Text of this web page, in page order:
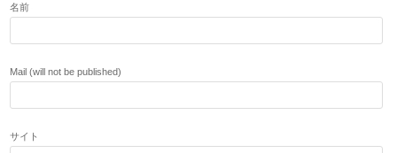
名前
Mail (will not be published)
サイト